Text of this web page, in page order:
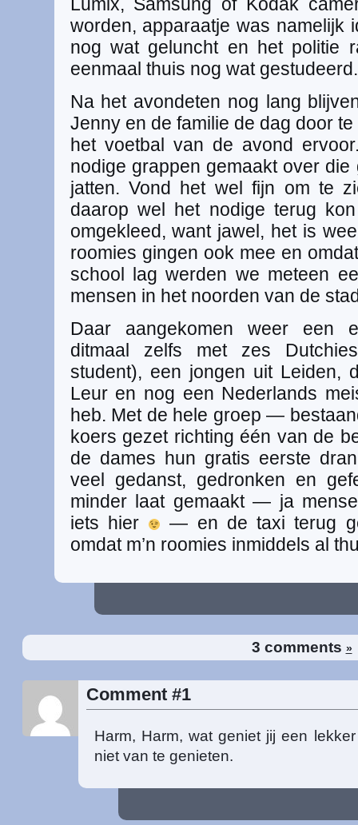
worden, apparaatje was
nog wat geluncht en het politie
eenmaal thuis nog wat gestudeerd.
Na het avondeten nog lang
Jenny en de familie de dag door
het voetbal van de avond
nodige grappen gemaakt over die
jatten. Vond het wel fijn om te
daarop wel het nodige terug
omgekleed, want jawel, het is
roomies gingen ook mee en
school lag werden we meteen
mensen in het noorden van de
Daar aangekomen weer een
ditmaal zelfs met zes
student), een jongen uit Leiden,
Leur en nog een Nederlands
heb. Met de hele groep —
koers gezet richting één van de
de dames hun gratis eerste
veel gedanst, gedronken en
minder laat gemaakt — ja
iets hier
— en de taxi terug
omdat m’n roomies inmiddels al
3 comments »
Comment #1
Harm, Harm, wat geniet jij een
niet van te genieten.